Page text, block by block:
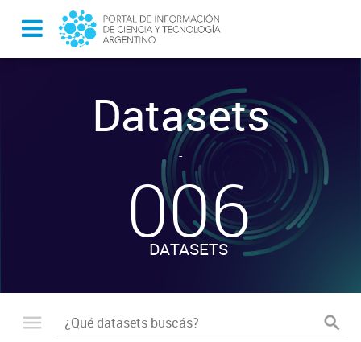
Datasets
-
006
DATASETS